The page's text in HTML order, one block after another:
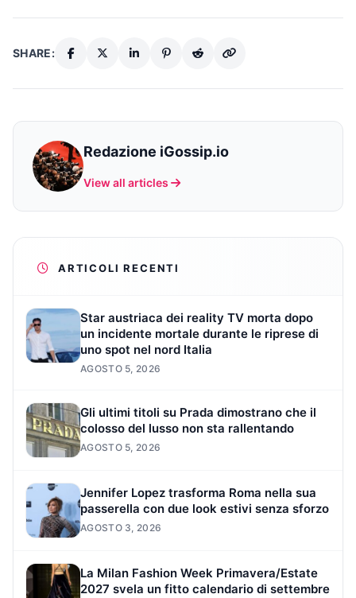
SHARE:
Redazione iGossip.io
View all articles
ARTICOLI RECENTI
Star austriaca dei reality TV morta dopo
un incidente mortale durante le riprese di
uno spot nel nord Italia
AGOSTO 5, 2026
Gli ultimi titoli su Prada dimostrano che il
colosso del lusso non sta rallentando
AGOSTO 5, 2026
Jennifer Lopez trasforma Roma nella sua
passerella con due look estivi senza sforzo
AGOSTO 3, 2026
La Milan Fashion Week Primavera/Estate
2027 svela un fitto calendario di settembre